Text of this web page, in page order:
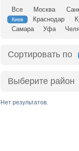
Все Москва
Киев Краснодар
Самара
Уфа
Сортировать по
Выберите район
Нет результатов.